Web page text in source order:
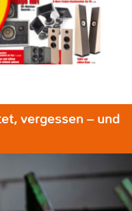
vergessen – und